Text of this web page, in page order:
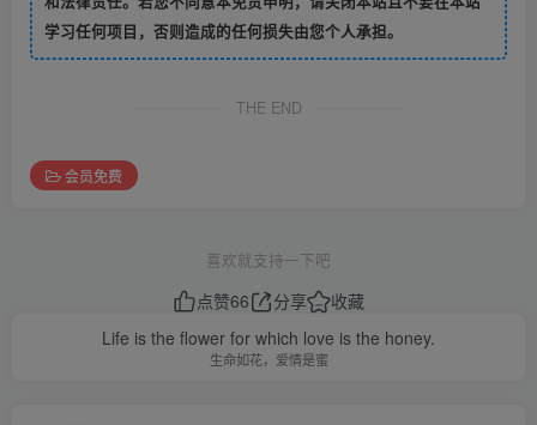
学习任何项目，否则造成的任何损失由您个人承担。
THE END
会员免费
喜欢就支持一下吧
点赞66 分享
收藏
Life is the flower for which love is the honey.
生命如花，爱情是蜜